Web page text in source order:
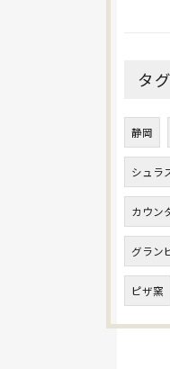
タグ
静岡
シュラ
カウン
グラン
ピザ窯